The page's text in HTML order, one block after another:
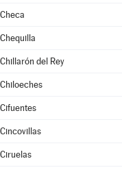
Checa
Chequilla
Chillarón del Rey
Chiloeches
Cifuentes
Cincovillas
Ciruelas